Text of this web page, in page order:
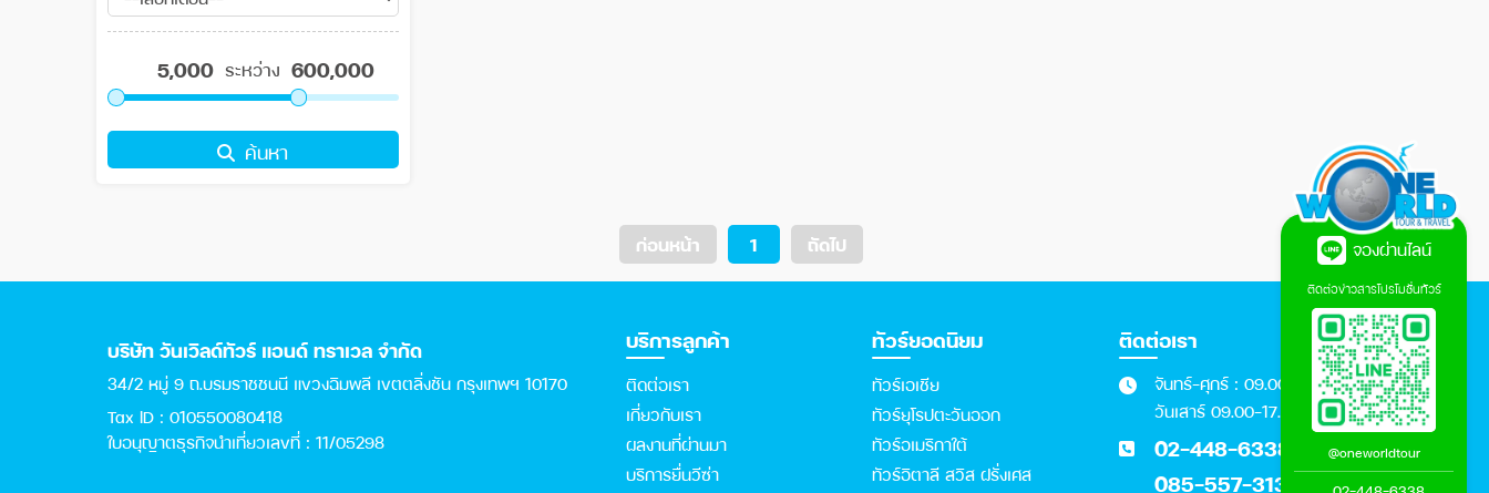
ระหว่าง
ค้นหา
ก่อนหน้า 1 ถัดไป
บริษัท วันเวิลด์ทัวร์ แอนด์ ทราเวล จำกัด
34/2 หมู่ 9 ถ.บรมราชชนนี แขวงฉิมพลี เขตตลิ่งชัน กรุงเทพฯ 10170
Tax ID : 010550080418
ใบอนุญาตธุรกิจนำเที่ยวเลขที่ : 11/05298
บริการลูกค้า
ติดต่อเรา
เกี่ยวกับเรา
ผลงานที่ผ่านมา
บริการยื่นวีซ่า
ทัวร์ยอดนิยม
ทัวร์เอเชีย
ทัวร์ยุโรปตะวันออก
ทัวร์อเมริกาใต้
ทัวร์อิตาลี สวิส ฝรั่งเศส
ติดต่อเรา
จันทร์-ศุกร์ : 09.00 - 18.00 น.
วันเสาร์ 09.00-17.00 น.
02-448-6338
085-557-3131
จองผ่านไลน์
ติดต่อข่าวสารโปรโมชั่นทัวร์
@oneworldtour